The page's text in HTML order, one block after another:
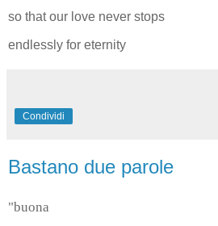
so that our love never stops
endlessly for eternity
Condividi
Bastano due parole
"buona